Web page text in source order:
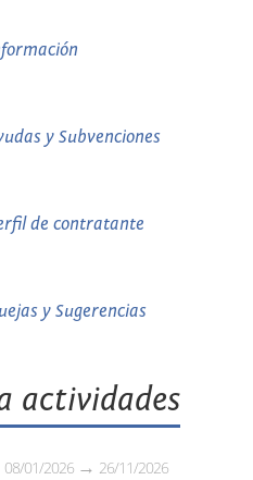
y Subvenciones
de contratante
y Sugerencias
actividades
08/01/2026 26/11/2026